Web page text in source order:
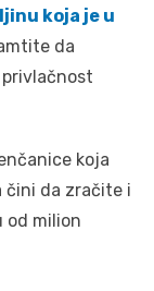
koja je u
da
koja
čini da zračite i
od milion